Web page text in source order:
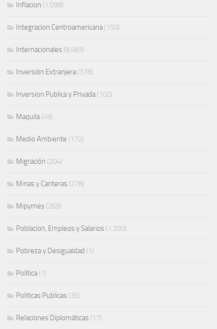
Inflacion (1.098)
Integracion Centroamericana(150)
Internacionales (8.483)
Inversión Extranjera(378)
Inversion Publica y Privada(102)
Maquila(49)
Medio Ambiente (172)
Migración (204)
Minas y Canteras (278)
Mipymes (265)
Poblacion, Empleos y Salarios (1.200)
Pobreza y Desigualdad (1)
Política(1)
Politicas Publicas (35)
Relaciones Diplomáticas (17)